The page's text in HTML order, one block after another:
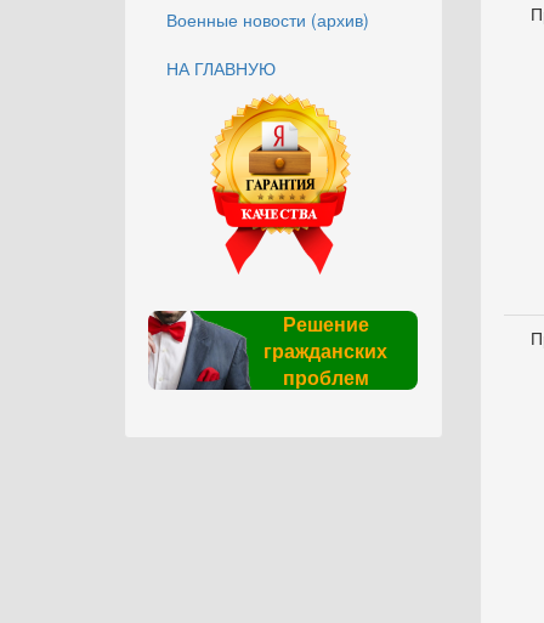
Военные новости (архив)
НА ГЛАВНУЮ
Решение
гражданских
проблем